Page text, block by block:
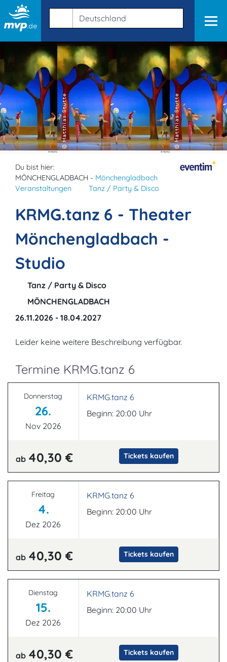
Du bist hier:
MÖNCHENGLADBACH - Mönchengladbach
Veranstaltungen
Tanz / Party & Disco
KRMG.tanz 6 - Theater
Mönchengladbach -
Studio
Tanz / Party & Disco
MÖNCHENGLADBACH
26.11.2026 - 18.04.2027
Leider keine weitere Beschreibung verfügbar.
Termine KRMG.tanz 6
Donnerstag
26.
Nov 2026
KRMG.tanz 6
Beginn: 20:00 Uhr
ab 40,30 € Tickets kaufen
Freitag
4.
Dez 2026
KRMG.tanz 6
Beginn: 20:00 Uhr
ab 40,30 € Tickets kaufen
Dienstag
15.
Dez 2026
KRMG.tanz 6
Beginn: 20:00 Uhr
ab 40,30 € Tickets kaufen